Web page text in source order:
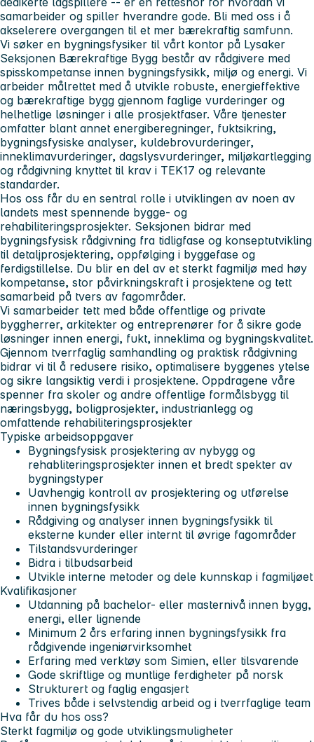
samarbeider og spiller hverandre gode. Bli med oss i å
akselerere overgangen til et mer bærekraftig samfunn.
Vi søker en bygningsfysiker til vårt kontor på Lysaker
Seksjonen Bærekraftige Bygg består av rådgivere med
spisskompetanse innen bygningsfysikk, miljø og energi. Vi
arbeider målrettet med å utvikle robuste, energieffektive
og bærekraftige bygg gjennom faglige vurderinger og
helhetlige løsninger i alle prosjektfaser. Våre tjenester
omfatter blant annet energiberegninger, fuktsikring,
bygningsfysiske analyser, kuldebrovurderinger,
inneklimavurderinger, dagslysvurderinger, miljøkartlegging
og rådgivning knyttet til krav i TEK17 og relevante
standarder.
Hos oss får du en sentral rolle i utviklingen av noen av
landets mest spennende bygge- og
rehabiliteringsprosjekter. Seksjonen bidrar med
bygningsfysisk rådgivning fra tidligfase og konseptutvikling
til detaljprosjektering, oppfølging i byggefase og
ferdigstillelse. Du blir en del av et sterkt fagmiljø med høy
kompetanse, stor påvirkningskraft i prosjektene og tett
samarbeid på tvers av fagområder.
Vi samarbeider tett med både offentlige og private
byggherrer, arkitekter og entreprenører for å sikre gode
løsninger innen energi, fukt, inneklima og bygningskvalitet.
Gjennom tverrfaglig samhandling og praktisk rådgivning
bidrar vi til å redusere risiko, optimalisere byggenes ytelse
og sikre langsiktig verdi i prosjektene. Oppdragene våre
spenner fra skoler og andre offentlige formålsbygg til
næringsbygg, boligprosjekter, industrianlegg og
omfattende rehabiliteringsprosjekter
Typiske arbeidsoppgaver
Bygningsfysisk prosjektering av nybygg og
rehabliteringsprosjekter innen et bredt spekter av
bygningstyper
Uavhengig kontroll av prosjektering og utførelse
innen bygningsfysikk
Rådgiving og analyser innen bygningsfysikk til
eksterne kunder eller internt til øvrige fagområder
Tilstandsvurderinger
Bidra i tilbudsarbeid
Utvikle interne metoder og dele kunnskap i fagmiljøet
Kvalifikasjoner
Utdanning på bachelor- eller masternivå innen bygg,
energi, eller lignende
Minimum 2 års erfaring innen bygningsfysikk fra
rådgivende ingeniørvirksomhet
Erfaring med verktøy som Simien, eller tilsvarende
Gode skriftlige og muntlige ferdigheter på norsk
Strukturert og faglig engasjert
Trives både i selvstendig arbeid og i tverrfaglige team
Hva får du hos oss?
Sterkt fagmiljø og gode utviklingsmuligheter